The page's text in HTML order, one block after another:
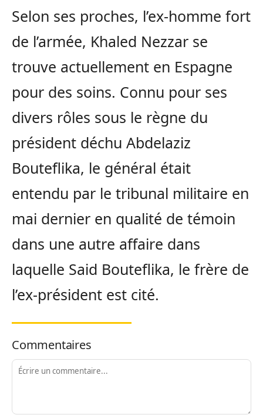
Selon ses proches, l’ex-homme fort
de l’armée, Khaled Nezzar se
trouve actuellement en Espagne
pour des soins. Connu pour ses
divers rôles sous le règne du
président déchu Abdelaziz
Bouteflika, le général était
entendu par le tribunal militaire en
mai dernier en qualité de témoin
dans une autre affaire dans
laquelle Said Bouteflika, le frère de
l’ex-président est cité.
Commentaires